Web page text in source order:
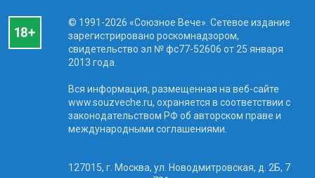
© 1991-2026 «Союзное Вече». Сетевое издание
зарегистрировано роскомнадзором,
свидетельство эл № фc77-52606 от 25 января
2013 года.
Вся информация, размещенная на веб-сайте
www.souzveche.ru, охраняется в соответствии с
законодательством РФ об авторском праве и
международными соглашениями.
127015, г. Москва, ул. Новодмитровская, д. 2Б, 7